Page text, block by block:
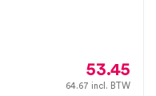
53.45
64.67 incl. BTW